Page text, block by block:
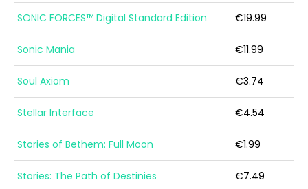
SONIC FORCES™ Digital Standard Edition €19.99
Sonic Mania €11.99
Soul Axiom €3.74
Stellar Interface €4.54
Stories of Bethem: Full Moon €1.99
Stories: The Path of Destinies €7.49